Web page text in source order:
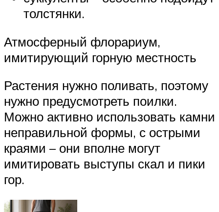
толстянки.
Атмосферный флорариум,
имитирующий горную местность
Растения нужно поливать, поэтому
нужно предусмотреть поилки.
Можно активно использовать камни
неправильной формы, с острыми
краями – они вполне могут
имитировать выступы скал и пики
гор.